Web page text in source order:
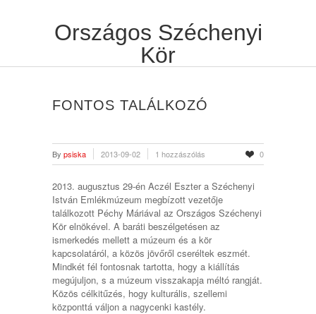
Országos Széchenyi
Kör
FONTOS TALÁLKOZÓ
By psiska 2013-09-02 1 hozzászólás 0
2013. augusztus 29-én Aczél Eszter a Széchenyi
István Emlékmúzeum megbízott vezetője
találkozott Péchy Máriával az Országos Széchenyi
Kör elnökével. A baráti beszélgetésen az
ismerkedés mellett a múzeum és a kör
kapcsolatáról, a közös jövőről cseréltek eszmét.
Mindkét fél fontosnak tartotta, hogy a kiállítás
megújuljon, s a múzeum visszakapja méltó rangját.
Közös célkitűzés, hogy kulturális, szellemi
központtá váljon a nagycenki kastély.